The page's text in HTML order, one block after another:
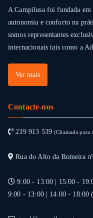
A Campilusa foi fundada
autonomia e conforto na
somos representantes
internacionais tais como a
Ver mais
Contacte-nos
239 913 539(Chamada para
Rua do Alto da Romeira
9:00 - 13:00 | 15:00 -
9:00 - 13:00 | 14:00 - 18:00